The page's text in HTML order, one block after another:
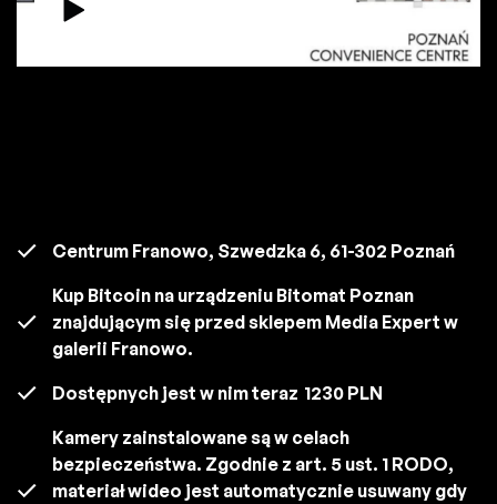
Centrum Franowo, Szwedzka 6, 61-302 Poznań
Kup Bitcoin na urządzeniu Bitomat Poznan
znajdującym się przed sklepem Media Expert w
galerii Franowo.
Dostępnych jest w nim teraz 1230 PLN
Kamery zainstalowane są w celach
bezpieczeństwa. Zgodnie z art. 5 ust. 1 RODO,
materiał wideo jest automatycznie usuwany gdy